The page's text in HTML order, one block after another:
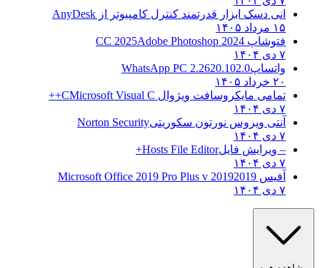
انی دسک ابزار قدرتمند کنترل کامپیوتر از AnyDesk
۱۵ مرداد ۱۴۰۵
فتوشاپ CC 2025 Adobe Photoshop 2024
۷ دی ۱۴۰۴
واتساپWhatsApp PC 2.2620.102.0
۲۰ خرداد ۱۴۰۵
تمامی مایکروسافت ویژوال C Microsoft Visual C++
۷ دی ۱۴۰۴
آنتی ویروس نورتون سکوریتیNorton Security
۷ دی ۱۴۰۴
– ویرایش فایلHosts File Editor+
۷ دی ۱۴۰۴
آفیس 2019 2019 Microsoft Office 2019 Pro Plus v
۷ دی ۱۴۰۴